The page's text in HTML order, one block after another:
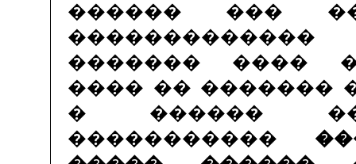
������ ���
������� ����
���� �� �������
� ������
�����������